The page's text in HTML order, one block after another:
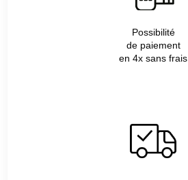
Possibilité
de paiement
en 4x sans frais